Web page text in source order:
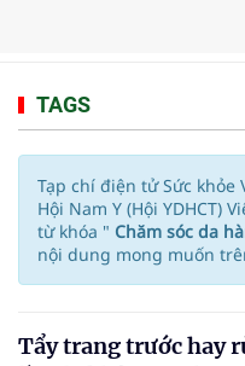
TAGS
Tạp chí điện tử Sức khỏe
Hội Nam Y (Hội YDHCT)
từ khóa " Chăm sóc da
nội dung mong muốn
Tẩy trang trước hay